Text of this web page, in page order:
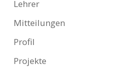
Lehrer
Mitteilungen
Profil
Projekte